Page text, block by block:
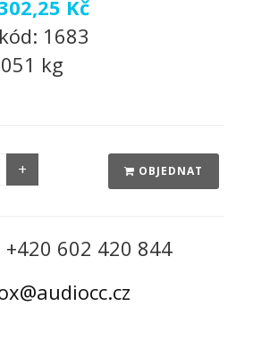
Kč
1683
kg
OBJEDNAT
602 420 844